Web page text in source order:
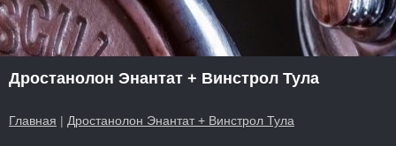
Дростанолон Энантат + Винстрол Тула
Главная | Дростанолон Энантат + Винстрол Тула